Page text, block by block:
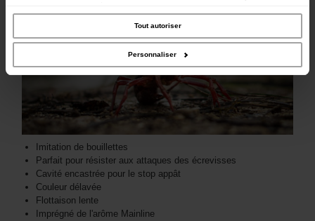
avec nos partenaires de médias sociaux, de publicité et d'analyse, qui peuvent
combiner celles-ci avec d'autres informations que vous leur avez fournies ou
qu'ils ont collectées lors de votre utilisation de leurs services.
Tout autoriser
Personnaliser
Imitation de bouillettes
Parfait pour résister aux attaques des écrevisses
Cavité encastrée pour le stop appât
Couleur délavée
Flottaison lente
Imprégné de l'arôme Mainline